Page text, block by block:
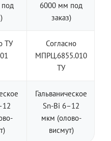
6000 мм под
заказ)
ТУ
Согласно
МПРЦ.6855.010
ТУ
Гальваническое
Sn-Bi 6–12
мкм (олово-
висмут)